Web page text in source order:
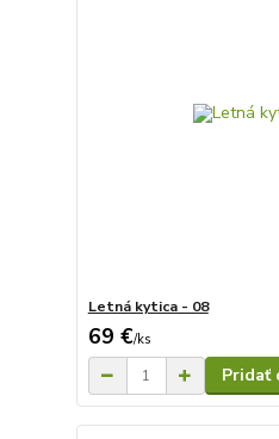
Letná kytica - 08
69 €/ks
Pridať